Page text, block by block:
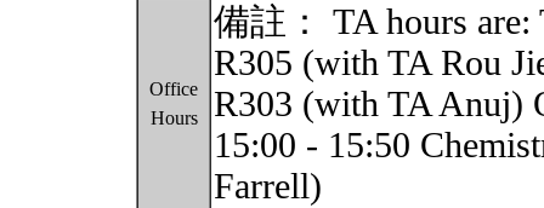
Office
Hours
備註： TA hours are:
R305 (with TA Rou
R303 (with TA Anuj)
15:00 - 15:50
Farrell)